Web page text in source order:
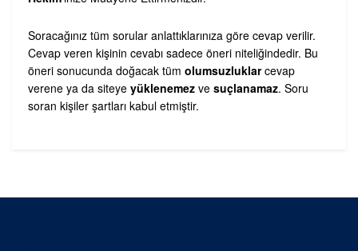
Soracağınız tüm sorular anlattıklarınıza göre cevap verilir.
Cevap veren kişinin cevabı sadece öneri niteliğindedir. Bu
öneri sonucunda doğacak tüm olumsuzluklarcevap
verene ya da siteye yüklenemez ve suçlanamaz. Soru
soran kişiler şartları kabul etmiştir.